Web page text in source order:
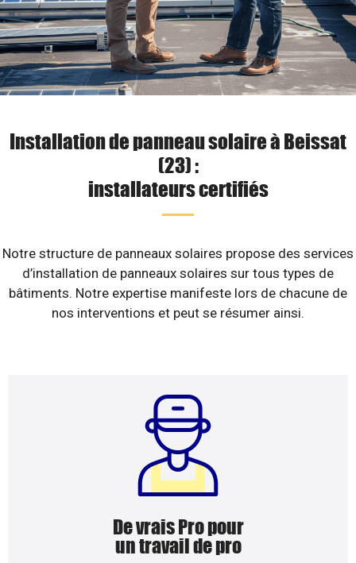
Installation de panneau solaire à Beissat
(23) :
installateurs certifiés
Notre structure de panneaux solaires propose des services
d’installation de panneaux solaires sur tous types de
bâtiments. Notre expertise manifeste lors de chacune de
nos interventions et peut se résumer ainsi.
De vrais Pro pour
un travail de pro